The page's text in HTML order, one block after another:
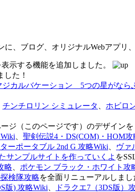
、ブログ、オリジナルWebアプ
示する機能を追加しました。
した！
ジカルバケーション 5つの星がなら
チンチロリン シミュレータ ホビロ
ジ（このページです）のデザインを
聖剣伝説4・DS(COM)・HOM攻
ーポータブル 2nd G 攻略Wiki ヴァ
サンプルサイトを作っていくよ を
略 ポケモン ブラック・ホワイト攻
検隊攻略を全面リニューアルしまし
版) 攻略Wiki ドラクエ7（3DS版）